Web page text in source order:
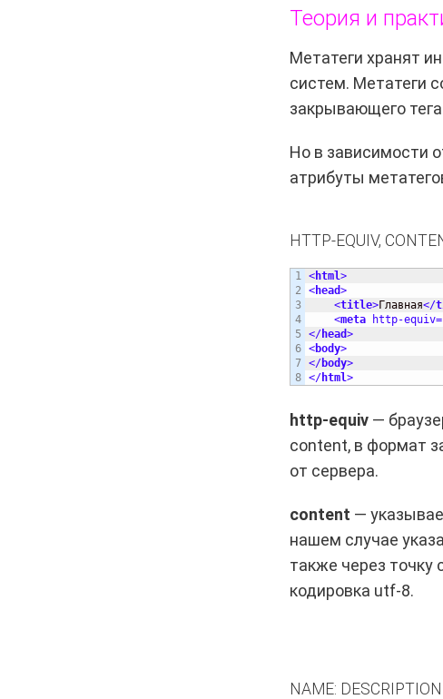
Теория и
Метатеги хранят
систем. Метатеги
закрывающего
Но в зависимости
атрибуты
HTTP-EQUIV,
1
2
3
4
5
6
7
8
<html>
<head>
<title>Главная</
<meta http-equiv=
</head>
<body>
</body>
</html>
http-equiv—
content, в формат
от сервера.
content —
нашем случае
также через точку
кодировка utf-8.
NAME: